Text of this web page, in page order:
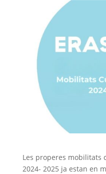
Les properes mobilitats
2024- 2025 ja estan en